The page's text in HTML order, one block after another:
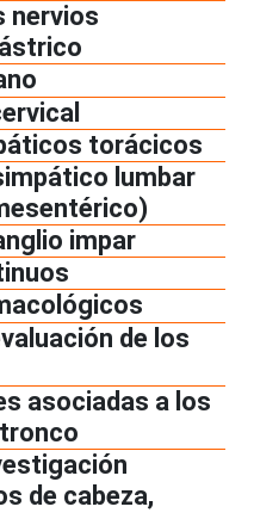
nervios
torácicos
lumbar
impar
de los
asociadas a los
de cabeza,